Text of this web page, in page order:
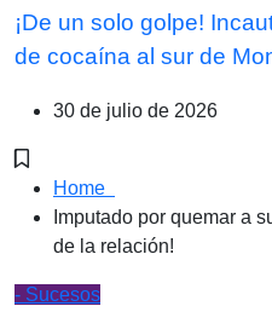
¡De un solo golpe!
de cocaína al sur de
30 de julio de 2026
Home
Imputado por quemar a
de la relación!
- Sucesos